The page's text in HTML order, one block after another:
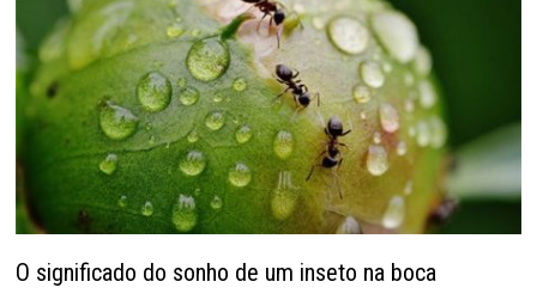
O significado do sonho de um inseto na boca